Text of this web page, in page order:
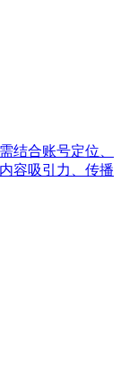
结合账号定位、
容吸引力、传播